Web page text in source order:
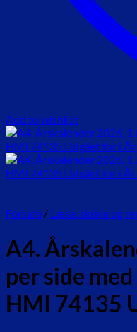
Add to wishlist
Forside / Læse, skrive og
A4.
per side
HMI 74135